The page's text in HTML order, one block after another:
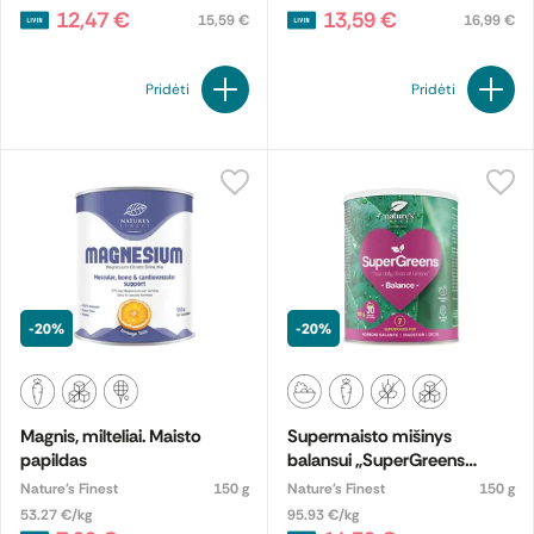
12,47 € 15,59 €
Pridėti
13,59 € 16,99 €
Pridėti
-20%
Magnis, milteliai. Maisto
papildas
Nature's Finest
150 g
53.27 €/kg
-20%
Supermaisto mišinys
balansui „SuperGreens
BALANCE“, ekologiškas
Nature's Finest
150 g
95.93 €/kg